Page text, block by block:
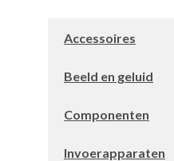
Accessoires
Beeld en geluid
Componenten
Invoerapparaten